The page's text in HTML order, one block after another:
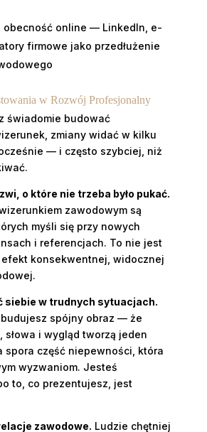
obecność online — LinkedIn, e-
firmowe jako przedłużenie
w Rozwój Profesjonalny
świadomie budować
zmiany widać w kilku
— i często szybciej, niż
o które nie trzeba było pukać.
zawodowym są
myśli się przy nowych
i referencjach. To nie jest
konsekwentnej, widocznej
siebie w trudnych sytuacjach.
spójny obraz — że
słowa i wygląd tworzą jeden
spora część niepewności, która
wyzwaniom. Jesteś
to, co prezentujesz, jest
zawodowe. Ludzie chętniej